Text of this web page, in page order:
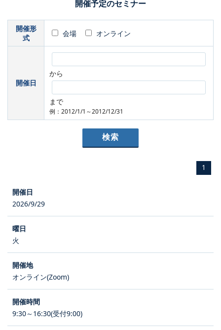
開催予定のセミナー
開催形
式
会場 オンライン
開催日
から
まで
例：2012/1/1～2012/12/31
1
2026/9/29
火
オンライン(Zoom)
9:30～16:30(受付9:00)